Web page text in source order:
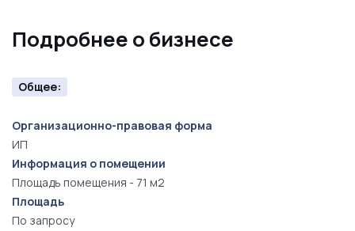
Подробнее о бизнесе
Общее:
Организационно-правовая форма
ИП
Информация о помещении
Площадь помещения - 71 м2
Площадь
По запросу